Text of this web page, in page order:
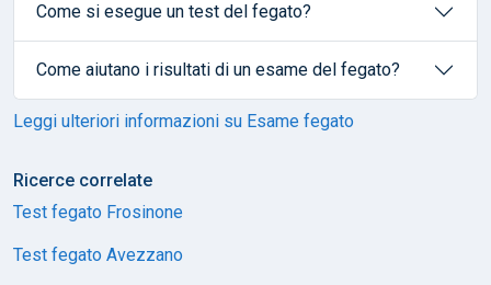
Come si esegue un test del fegato?
Come aiutano i risultati di un esame del fegato?
Leggi ulteriori informazioni su Esame fegato
Ricerce correlate
Test fegato Frosinone
Test fegato Avezzano